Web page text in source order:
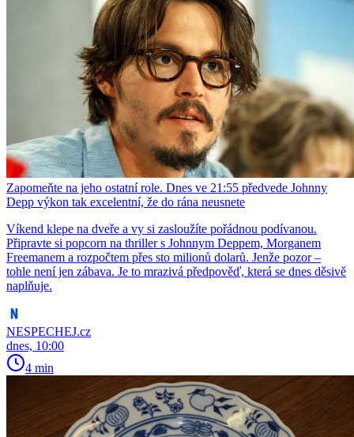
Zapomeňte na jeho ostatní role. Dnes ve 21:55 předvede Johnny
Depp výkon tak excelentní, že do rána neusnete
Víkend klepe na dveře a vy si zasloužíte pořádnou podívanou.
Připravte si popcorn na thriller s Johnnym Deppem, Morganem
Freemanem a rozpočtem přes sto milionů dolarů. Jenže pozor –
tohle není jen zábava. Je to mrazivá předpověď, která se dnes děsivě
naplňuje.
NESPECHEJ.cz
dnes, 10:00
4 min